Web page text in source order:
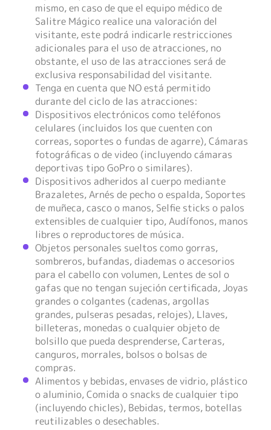
mismo, en caso de que el equipo médico de
Salitre Mágico realice una valoración del
visitante, este podrá indicarle restricciones
adicionales para el uso de atracciones, no
obstante, el uso de las atracciones será de
exclusiva responsabilidad del visitante.
Tenga en cuenta que NO está permitido
durante del ciclo de las atracciones:
Dispositivos electrónicos como teléfonos
celulares (incluidos los que cuenten con
correas, soportes o fundas de agarre), Cámaras
fotográficas o de video (incluyendo cámaras
deportivas tipo GoPro o similares).
Dispositivos adheridos al cuerpo mediante
Brazaletes, Arnés de pecho o espalda, Soportes
de muñeca, casco o manos, Selfie sticks o palos
extensibles de cualquier tipo, Audífonos, manos
libres o reproductores de música.
Objetos personales sueltos como gorras,
sombreros, bufandas, diademas o accesorios
para el cabello con volumen, Lentes de sol o
gafas que no tengan sujeción certificada, Joyas
grandes o colgantes (cadenas, argollas
grandes, pulseras pesadas, relojes), Llaves,
billeteras, monedas o cualquier objeto de
bolsillo que pueda desprenderse, Carteras,
canguros, morrales, bolsos o bolsas de
compras.
Alimentos y bebidas, envases de vidrio, plástico
o aluminio, Comida o snacks de cualquier tipo
(incluyendo chicles), Bebidas, termos, botellas
reutilizables o desechables.